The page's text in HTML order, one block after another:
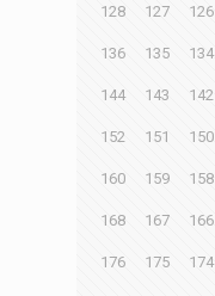
126
127
128
134
135
136
142
143
144
150
151
152
158
159
160
166
167
168
174
175
176